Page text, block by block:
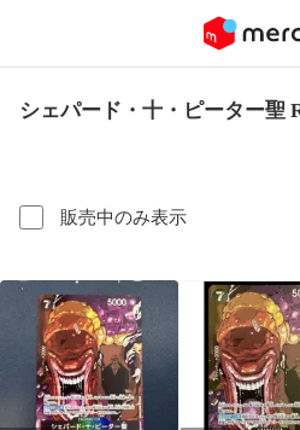
シェパード・十・ピーター聖
販売中のみ表示